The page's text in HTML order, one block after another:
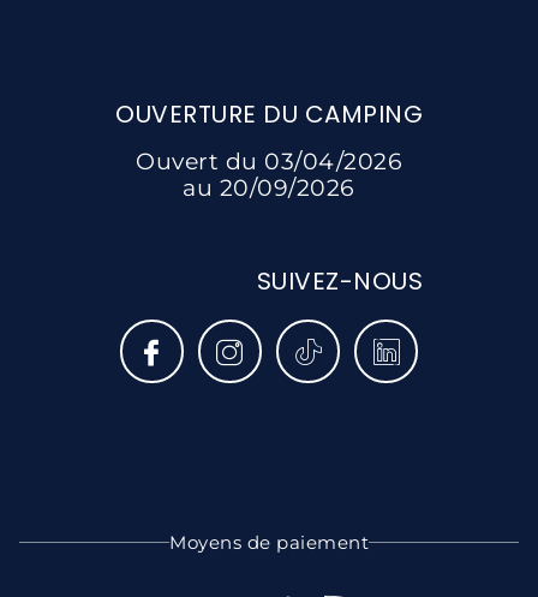
OUVERTURE DU CAMPING
Ouvert du 03/04/2026
au 20/09/2026
SUIVEZ-NOUS
Moyens de paiement